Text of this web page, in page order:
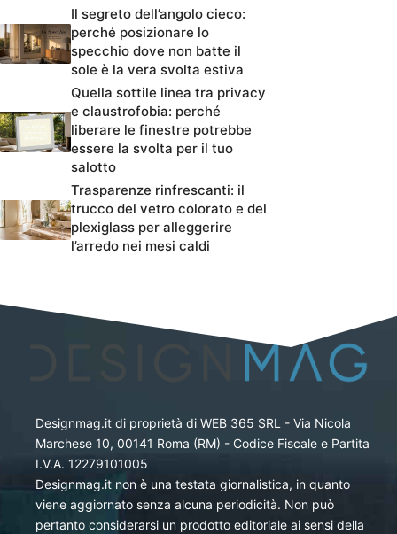
Il segreto dell’angolo cieco:
perché posizionare lo
specchio dove non batte il
sole è la vera svolta estiva
Quella sottile linea tra privacy
e claustrofobia: perché
liberare le finestre potrebbe
essere la svolta per il tuo
salotto
Trasparenze rinfrescanti: il
trucco del vetro colorato e del
plexiglass per alleggerire
l’arredo nei mesi caldi
Designmag.it di proprietà di WEB 365 SRL - Via Nicola
Marchese 10, 00141 Roma (RM) - Codice Fiscale e Partita
I.V.A. 12279101005
Designmag.it non è una testata giornalistica, in quanto
viene aggiornato senza alcuna periodicità. Non può
pertanto considerarsi un prodotto editoriale ai sensi della